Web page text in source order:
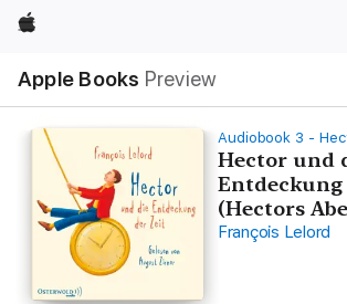
Apple
Apple Books Preview
Nav
Open
Menu
Audiobook 3 -
Hector und
(Hectors
François Lelord